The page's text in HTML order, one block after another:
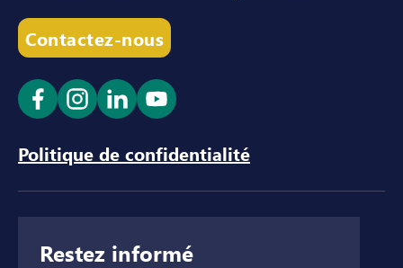
Contactez-nous
Ouvrir le lien dans un nouvel onglet
Ouvrir le lien dans un nouvel onglet
Ouvrir le lien dans un nouvel
Ouvrir le lien dans un
Politique de confidentialité
Restez informé